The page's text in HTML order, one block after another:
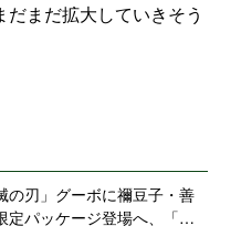
まだ拡大していきそう
の刃」グーボに禰豆子・善
定パッケージ登場へ、「鬼